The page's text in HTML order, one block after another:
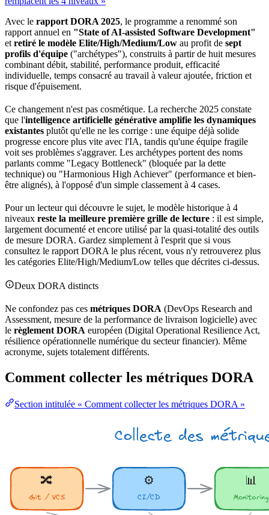
Avec le rapport DORA 2025, le programme a renommé son
rapport annuel en "State of AI-assisted Software Development"
et retiré le modèle Elite/High/Medium/Low au profit de sept
profils d'équipe ("archétypes"), construits à partir de huit mesures
combinant débit, stabilité, performance produit, efficacité
individuelle, temps consacré au travail à valeur ajoutée, friction et
risque d'épuisement.
Ce changement n'est pas cosmétique. La recherche 2025 constate
que l'intelligence artificielle générative amplifie les dynamiques
existantes plutôt qu'elle ne les corrige : une équipe déjà solide
progresse encore plus vite avec l'IA, tandis qu'une équipe fragile
voit ses problèmes s'aggraver. Les archétypes portent des noms
parlants comme "Legacy Bottleneck" (bloquée par la dette
technique) ou "Harmonious High Achiever" (performance et bien-
être alignés), à l'opposé d'un simple classement à 4 cases.
Pour un lecteur qui découvre le sujet, le modèle historique à 4
niveaux reste la meilleure première grille de lecture : il est simple,
largement documenté et encore utilisé par la quasi-totalité des outils
de mesure DORA. Gardez simplement à l'esprit que si vous
consultez le rapport DORA le plus récent, vous n'y retrouverez plus
les catégories Elite/High/Medium/Low telles que décrites ci-dessus.
Deux DORA distincts
Ne confondez pas ces métriques DORA (DevOps Research and
Assessment, mesure de la performance de livraison logicielle) avec
le règlement DORA européen (Digital Operational Resilience Act,
résilience opérationnelle numérique du secteur financier). Même
acronyme, sujets totalement différents.
Comment collecter les métriques DORA
Section intitulée « Comment collecter les métriques DORA »